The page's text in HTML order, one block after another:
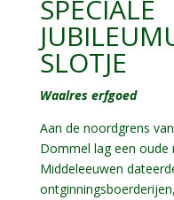
SPECIALE
SLOTJE
Waalres erfgoed
Aan de noordgrens
Dommel lag een oude
Middeleeuwen